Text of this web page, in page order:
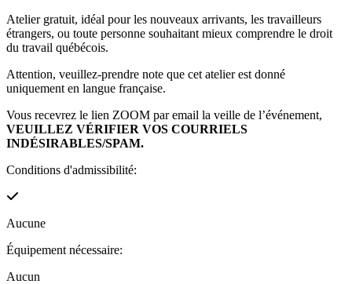
Atelier gratuit, idéal pour les nouveaux arrivants, les travailleurs
étrangers, ou toute personne souhaitant mieux comprendre le droit
du travail québécois.
Attention, veuillez-prendre note que cet atelier est donné
uniquement en langue française.
Vous recevrez le lien ZOOM par email la veille de l’événement,
VEUILLEZ VÉRIFIER VOS COURRIELS
INDÉSIRABLES/SPAM.
Conditions d'admissibilité:
Aucune
Équipement nécessaire:
Aucun